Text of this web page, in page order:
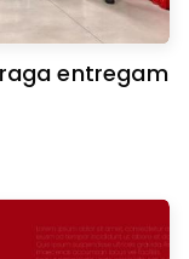
entregam